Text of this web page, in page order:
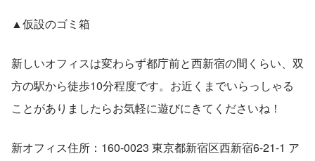
▲仮設のゴミ箱
新しいオフィスは変わらず都庁前と西新宿の間くらい、双
方の駅から徒歩10分程度です。お近くまでいらっしゃる
ことがありましたらお気軽に遊びにきてくださいね！
新オフィス住所：160-0023 東京都新宿区西新宿6-21-1 ア